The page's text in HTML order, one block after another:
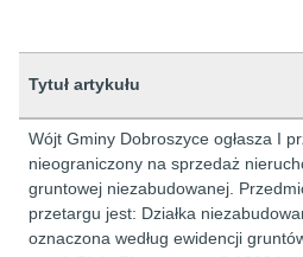
Lista artykułów
Tytuł artykułu
Wójt Gminy Dobroszyce ogłasza I
nieograniczony na sprzedaż
gruntowej niezabudowanej.
przetargu jest: Działka
oznaczona według ewidencji